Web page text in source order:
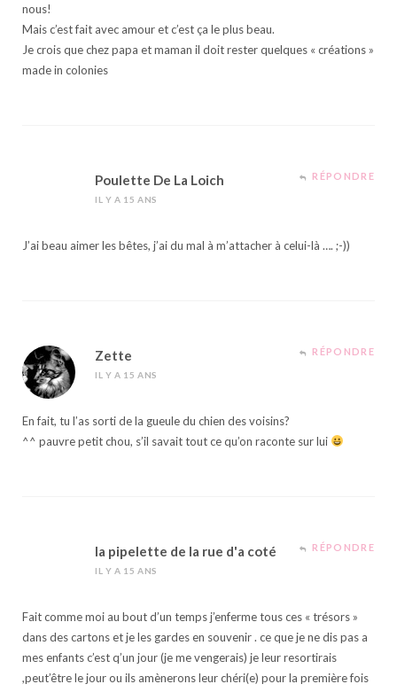
nous!
Mais c’est fait avec amour et c’est ça le plus beau.
Je crois que chez papa et maman il doit rester quelques « créations »
made in colonies
Poulette De La Loich
IL Y A 15 ANS
RÉPONDRE
J’ai beau aimer les bêtes, j’ai du mal à m’attacher à celui-là …. ;-))
Zette
IL Y A 15 ANS
RÉPONDRE
En fait, tu l’as sorti de la gueule du chien des voisins?
^^ pauvre petit chou, s’il savait tout ce qu’on raconte sur lui
la pipelette de la rue d'a coté
IL Y A 15 ANS
RÉPONDRE
Fait comme moi au bout d’un temps j’enferme tous ces « trésors »
dans des cartons et je les gardes en souvenir . ce que je ne dis pas a
mes enfants c’est q’un jour (je me vengerais) je leur resortirais
,peut’être le jour ou ils amènerons leur chéri(e) pour la première fois